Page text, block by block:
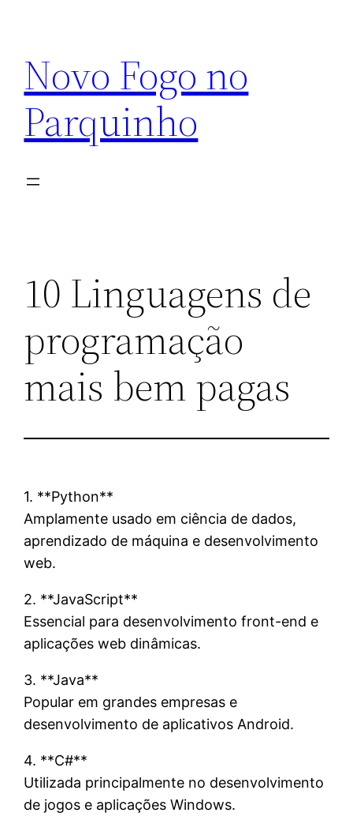
conteúdo
Novo Fogo no
Parquinho
10 Linguagens de
programação
mais bem pagas
1. **Python**
Amplamente usado em ciência de dados,
aprendizado de máquina e desenvolvimento
web.
2. **JavaScript**
Essencial para desenvolvimento front-end e
aplicações web dinâmicas.
3. **Java**
Popular em grandes empresas e
desenvolvimento de aplicativos Android.
4. **C#**
Utilizada principalmente no desenvolvimento
de jogos e aplicações Windows.